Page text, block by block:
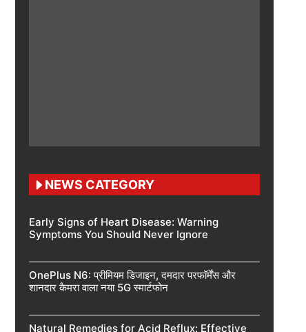
NEWS CATEGORY
Early Signs of Heart Disease: Warning
Symptoms You Should Never Ignore
OnePlus N6: प्रीमियम डिजाइन, दमदार परफॉर्मेंस और
शानदार कैमरा वाला नया 5G स्मार्टफोन
Natural Remedies for Acid Reflux: Effective